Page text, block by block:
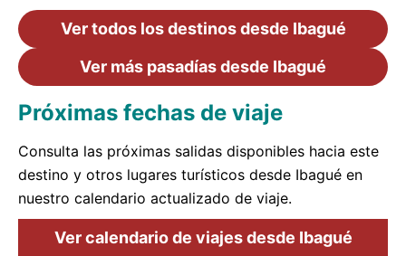
Ver todos los destinos desde Ibagué
Ver más pasadías desde Ibagué
Próximas fechas de viaje
Consulta las próximas salidas disponibles hacia este
destino y otros lugares turísticos desde Ibagué en
nuestro calendario actualizado de viaje.
Ver calendario de viajes desde Ibagué